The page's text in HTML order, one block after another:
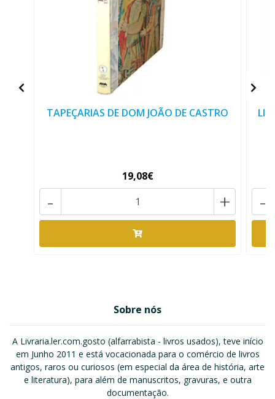
TAPEÇARIAS DE DOM JOÃO DE CASTRO
19,08€
+
- -
Sobre nós
A Livraria.ler.com.gosto (alfarrabista - livros usados), teve início
em Junho 2011 e está vocacionada para o comércio de livros
antigos, raros ou curiosos (em especial da área de história, arte
e literatura), para além de manuscritos, gravuras, e outra
documentação.